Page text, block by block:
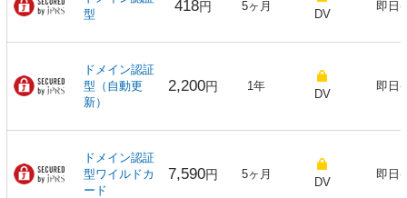
型
418円 5ヶ月
DV
即日
ドメイン認証
型（自動更
新）
2,200円 1年
DV
即日
ドメイン認証
型ワイルドカ
ード
7,590円 5ヶ月
DV
即日